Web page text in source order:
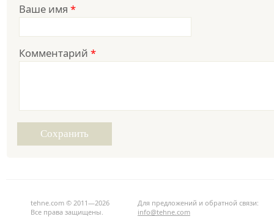
Ваше имя *
Комментарий *
tehne.com © 2011—2026
Все права защищены.
Для предложений и обратной связи:
info@tehne.com